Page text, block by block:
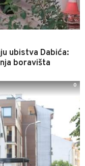
ubistva Dabića:
boravišta
0